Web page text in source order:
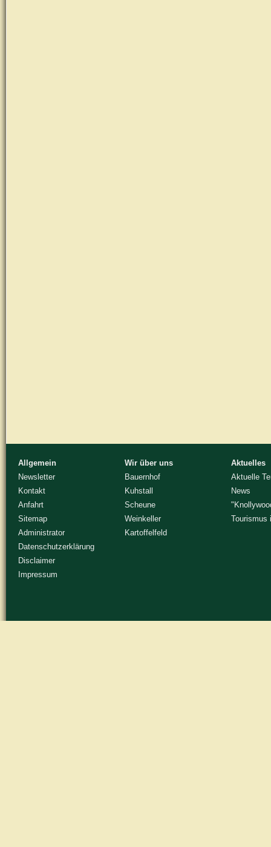
Allgemein
Newsletter
Kontakt
Anfahrt
Sitemap
Administrator
Datenschutzerklärung
Disclaimer
Impressum
Wir über uns
Bauernhof
Kuhstall
Scheune
Weinkeller
Kartoffelfeld
Aktuelles
Aktuelle
News
Tourismus